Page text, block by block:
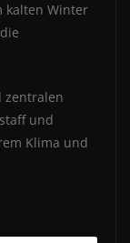
kalten Winter
zentralen
und
Klima und